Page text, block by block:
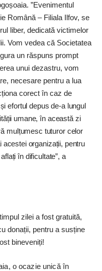
”Evenimentul
Română – Filiala Ilfov, se
liber, dedicată victimelor
Vom vedea că Societatea
un răspuns prompt
unui dezastru, vom
necesare pentru a lua
corect în caz de
efortul depus de-a lungul
umane, în această zi
mulțumesc tuturor celor
acestei organizații, pentru
în dificultate”, a
zilei a fost gratuită,
donații, pentru a susține
bineveniți!
o ocazie unică în